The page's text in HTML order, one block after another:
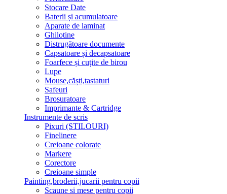
Stocare Date
Baterii și acumulatoare
Aparate de laminat
Ghilotine
Distrugătoare documente
Capsatoare și decapsatoare
Foarfece și cuțite de birou
Lupe
Mouse,căști,tastaturi
Safeuri
Brosuratoare
Imprimante & Cartridge
Instrumente de scris
Pixuri (STILOURI)
Finelinere
Creioane colorate
Markere
Corectore
Creioane simple
Painting,broderii,jucarii pentru copii
Scaune si mese pentru copii